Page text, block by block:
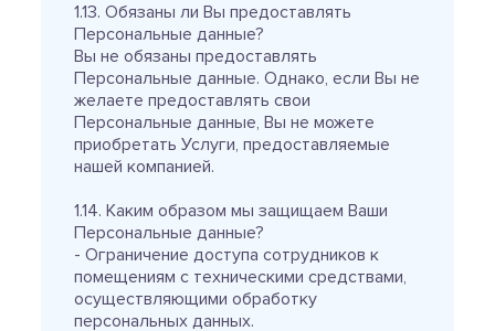
1.13. Обязаны ли Вы предоставлять
Персональные данные?
Вы не обязаны предоставлять
Персональные данные. Однако, если Вы не
желаете предоставлять свои
Персональные данные, Вы не можете
приобретать Услуги, предоставляемые
нашей компанией.
1.14. Каким образом мы защищаем Ваши
Персональные данные?
- Ограничение доступа сотрудников к
помещениям с техническими средствами,
осуществляющими обработку
персональных данных.